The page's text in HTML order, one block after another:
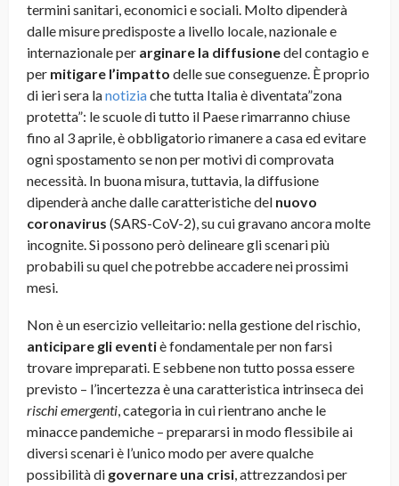
termini sanitari, economici e sociali. Molto dipenderà
dalle misure predisposte a livello locale, nazionale e
internazionale per arginare la diffusionedel contagio e
per mitigare l’impatto delle sue conseguenze. È proprio
di ieri sera lanotiziache tutta Italia è diventata”zona
protetta”: le scuole di tutto il Paese rimarranno chiuse
fino al 3 aprile, è obbligatorio rimanere a casa ed evitare
ogni spostamento se non per motivi di comprovata
necessità. In buona misura, tuttavia, la diffusione
dipenderà anche dalle caratteristiche del nuovo
coronavirus (SARS-CoV-2), su cui gravano ancora molte
incognite. Si possono però delineare gli scenari più
probabili su quel che potrebbe accadere nei prossimi
mesi.
Non è un esercizio velleitario: nella gestione del rischio,
anticipare gli eventiè fondamentale per non farsi
trovare impreparati. E sebbene non tutto possa essere
previsto – l’incertezza è una caratteristica intrinseca dei
rischi emergenti, categoria in cui rientrano anche le
minacce pandemiche – prepararsi in modo flessibile ai
diversi scenari è l’unico modo per avere qualche
possibilità di governare una crisi, attrezzandosi per